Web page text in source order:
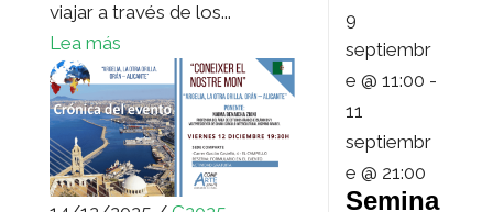
viajar a través de los...
Lea más
9
septiembr
e @ 11:00 -
11
septiembr
e @ 21:00
Semina